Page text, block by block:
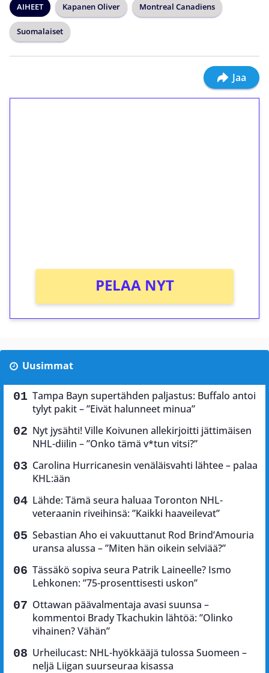
AIHEET Kapanen Oliver Montreal Canadiens
Suomalaiset
Jaa
PELAA NYT
Uusimmat
Tampa Bayn supertähden paljastus: Buffalo antoi
tylyt pakit – ”Eivät halunneet minua”
Nyt jysähti! Ville Koivunen allekirjoitti jättimäisen
NHL-diilin – ”Onko tämä v*tun vitsi?”
Carolina Hurricanesin venäläisvahti lähtee – palaa
KHL:ään
Lähde: Tämä seura haluaa Toronton NHL-
veteraanin riveihinsä: ”Kaikki haaveilevat”
Sebastian Aho ei vakuuttanut Rod Brind’Amouria
uransa alussa – ”Miten hän oikein selviää?”
Tässäkö sopiva seura Patrik Laineelle? Ismo
Lehkonen: ”75-prosenttisesti uskon”
Ottawan päävalmentaja avasi suunsa –
kommentoi Brady Tkachukin lähtöä: ”Olinko
vihainen? Vähän”
Urheilucast: NHL-hyökkääjä tulossa Suomeen –
neljä Liigan suurseuraa kisassa